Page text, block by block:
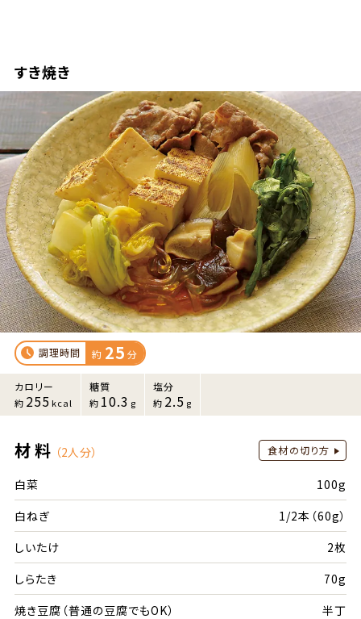
すき焼き
調理時間 約 25 分
カロリー
約 255 kcal
糖質
約 10.3 g
塩分
約 2.5 g
材料 （2人分） 食材の切り方
白菜
100g
白ねぎ
1/2本（60g）
しいたけ
2枚
しらたき
70g
焼き豆腐（普通の豆腐でもOK）
半丁